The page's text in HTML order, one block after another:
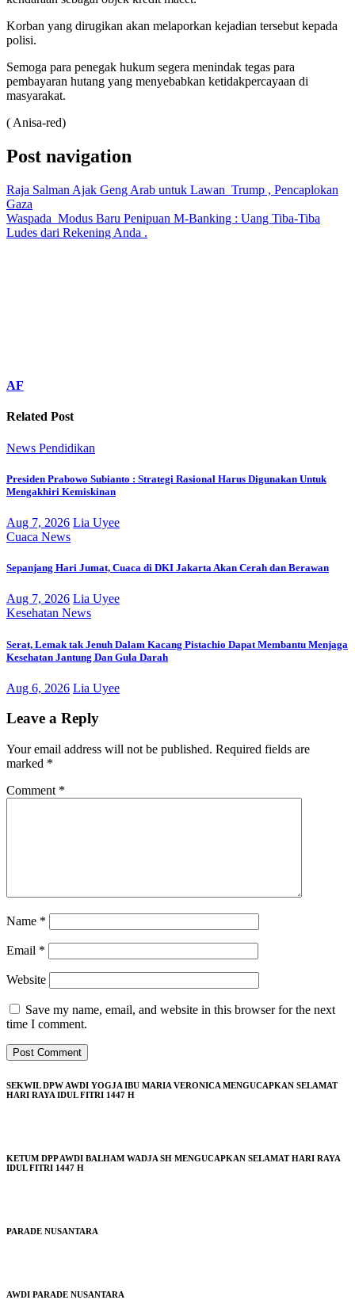
Korban yang dirugikan akan melaporkan kejadian tersebut kepada
polisi.
Semoga para penegak hukum segera menindak tegas para
pembayaran hutang yang menyebabkan ketidakpercayaan di
masyarakat.
( Anisa-red)
Post navigation
Raja Salman Ajak Geng Arab untuk Lawan Trump , Pencaplokan
Gaza
Waspada Modus Baru Penipuan M-Banking : Uang Tiba-Tiba
Ludes dari Rekening Anda .
AF
Related Post
News Pendidikan
Presiden Prabowo Subianto : Strategi Rasional Harus Digunakan Untuk
Mengakhiri Kemiskinan
Aug 7, 2026 Lia Uyee
Cuaca News
Sepanjang Hari Jumat, Cuaca di DKI Jakarta Akan Cerah dan Berawan
Aug 7, 2026 Lia Uyee
Kesehatan News
Serat, Lemak tak Jenuh Dalam Kacang Pistachio Dapat Membantu Menjaga
Kesehatan Jantung Dan Gula Darah
Aug 6, 2026 Lia Uyee
Leave a Reply
Your email address will not be published. Required fields are
marked *
Comment *
Name *
Email *
Website
Save my name, email, and website in this browser for the next
time I comment.
SEKWIL DPW AWDI YOGJA IBU MARIA VERONICA MENGUCAPKAN SELAMAT
HARI RAYA IDUL FITRI 1447 H
KETUM DPP AWDI BALHAM WADJA SH MENGUCAPKAN SELAMAT HARI RAYA
IDUL FITRI 1447 H
PARADE NUSANTARA
AWDI PARADE NUSANTARA